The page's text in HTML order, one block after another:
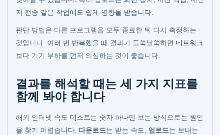
저 전송 같은 작업에도 쉽게 영향을 받습니다.
판단 방법은 다른 프로그램을 모두 종료한 뒤 다시 측정하는
것입니다. 여러 번 반복했을 때 결과가 들쑥날쑥하면 네트워크
보다 기기 부하를 먼저 의심하는 것이 좋습니다.
결과를 해석할 때는 세 가지 지표를
함께 봐야 합니다
해외 인터넷 속도 테스트는 숫자 하나만 보는 방식으로는 원인
을 찾기 어렵습니다. 다운로드는 받는 속도, 업로드는 보내는